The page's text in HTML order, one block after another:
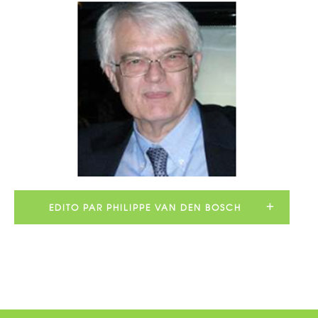
EDITO PAR PHILIPPE VAN DEN BOSCH